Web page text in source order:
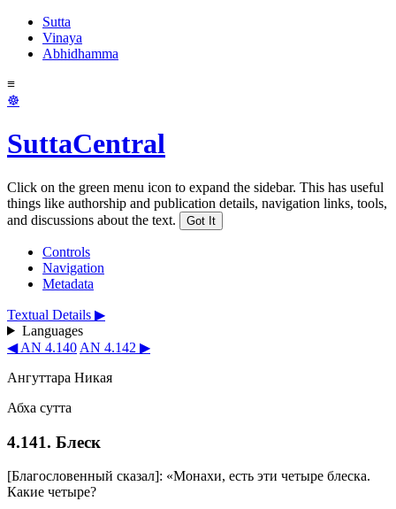
Sutta
Vinaya
Abhidhamma
≡
☸
SuttaCentral
Click on the green menu icon to expand the sidebar. This has useful
things like authorship and publication details, navigation links, tools,
and discussions about the text.
Got It
Controls
Navigation
Metadata
Textual Details ▶
Languages
◀ AN 4.140 AN 4.142 ▶
Ангуттара Никая
Абха сутта
4.141. Блеск
[Благословенный сказал]: «Монахи, есть эти четыре блеска.
Какие четыре?